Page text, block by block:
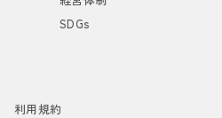
SDGs
利用規約